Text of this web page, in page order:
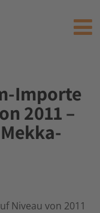
Importe
2011 –
Niveau von 2011